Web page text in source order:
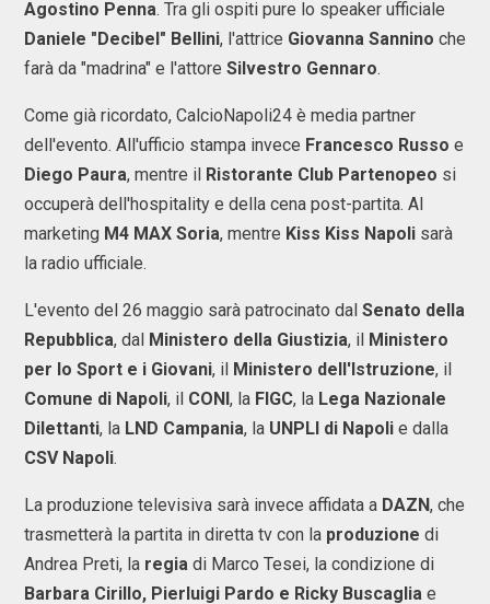
Agostino Penna. Tra gli ospiti pure lo speaker ufficiale
Daniele "Decibel" Bellini, l'attrice Giovanna Sannino che
farà da "madrina" e l'attore Silvestro Gennaro.
Come già ricordato, CalcioNapoli24 è media partner
dell'evento. All'ufficio stampa invece Francesco Russo e
Diego Paura, mentre il Ristorante Club Partenopeo si
occuperà dell'hospitality e della cena post-partita. Al
marketing M4 MAX Soria, mentre Kiss Kiss Napoli sarà
la radio ufficiale.
L'evento del 26 maggio sarà patrocinato dal Senato della
Repubblica, dal Ministero della Giustizia, il Ministero
per lo Sport e i Giovani, il Ministero dell'Istruzione, il
Comune di Napoli, il CONI , la FIGC, la Lega Nazionale
Dilettanti, la LND Campania, la UNPLI di Napoli e dalla
CSV Napoli.
La produzione televisiva sarà invece affidata a DAZN, che
trasmetterà la partita in diretta tv con la produzione di
Andrea Preti, la regia di Marco Tesei, la condizione di
Barbara Cirillo, Pierluigi Pardo e Ricky Buscaglia e